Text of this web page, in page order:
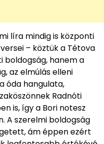
líra mindig is központi
– köztük a Tétova
boldogság, hanem a
az elmúlás elleni
óda hangulata,
Radnóti
is, így a Bori notesz
A szerelmi boldogság
ám éppen ezért